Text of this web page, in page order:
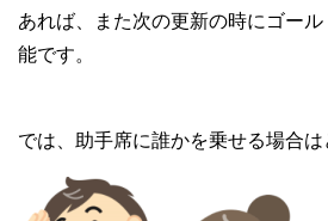
あれば、また次の更新の時にゴー
能です。
では、助手席に誰かを乗せる場合